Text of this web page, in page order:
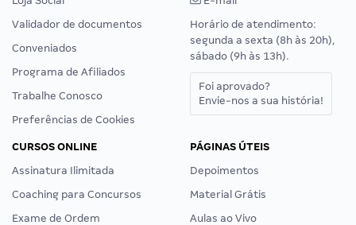
Validador de documentos
Conveniados
Programa de Afiliados
Trabalhe Conosco
Preferências de Cookies
Horário de atendimento:
segunda a sexta (8h às 20h),
sábado (9h às 13h).
Foi aprovado?
Envie-nos a sua história!
CURSOS ONLINE
Assinatura Ilimitada
Coaching para Concursos
Exame de Ordem
PÁGINAS ÚTEIS
Depoimentos
Material Grátis
Aulas ao Vivo